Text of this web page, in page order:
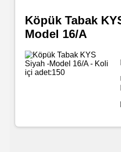
Rulo
Mendil
Islak
/
Köpük Tabak
Model 16/A